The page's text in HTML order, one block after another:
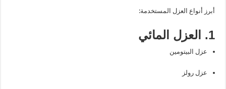
أبرز أنواع العزل المستخدمة:
1. العزل المائي
عزل البيتومين
عزل رولز